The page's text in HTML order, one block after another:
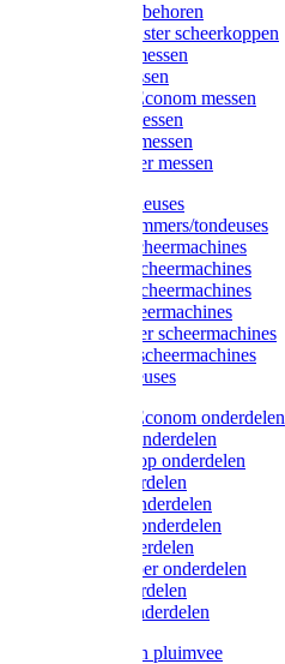
Messen toebehoren
Moser & Oster scheerkoppen
Hauptner messen
Liscop messen
Aesculap/Econom messen
Heiniger messen
Constanta messen
FarmClipper messen
Moser tondeuses
Overige trimmers/tondeuses
Heiniger scheermachines
Hauptner scheermachines
Aesculap scheermachines
Liscop scheermachines
FarmClipper scheermachines
Constanta scheermachines
Wahl tondeuses
Aesculap/Econom onderdelen
Hauptner onderdelen
Lister/Liscop onderdelen
Eider onderdelen
Heiniger onderdelen
Constanta onderdelen
Moser onderdelen
Farm Clipper onderdelen
Oster onderdelen
TailWell onderdelen
Voerbakken pluimvee